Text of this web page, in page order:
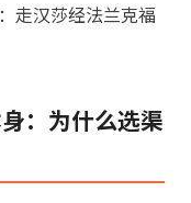
走汉莎经法兰克福
：为什么选渠